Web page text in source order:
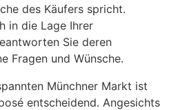
des Käufers spricht.
in die Lage Ihrer
Sie deren
Fragen und Wünsche.
Münchner Markt ist
entscheidend. Angesichts